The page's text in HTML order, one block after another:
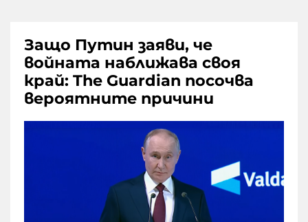
Защо Путин заяви, че
войната наближава своя
край: The Guardian посочва
вероятните причини